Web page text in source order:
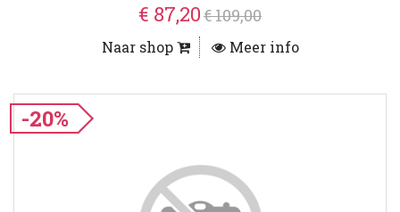
€ 87,20€ 109,00
Naar shop Meer info
-20%